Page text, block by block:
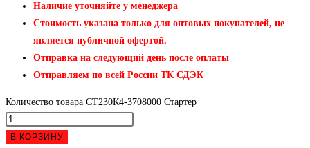
Наличие уточняйте у менеджера
Стоимость указана только для оптовых покупателей, не
является публичной офертой.
Отправка на следующий день после оплаты
Отправляем по всей России ТК СДЭК
Количество товара СТ230К4-3708000 Стартер
В КОРЗИНУ